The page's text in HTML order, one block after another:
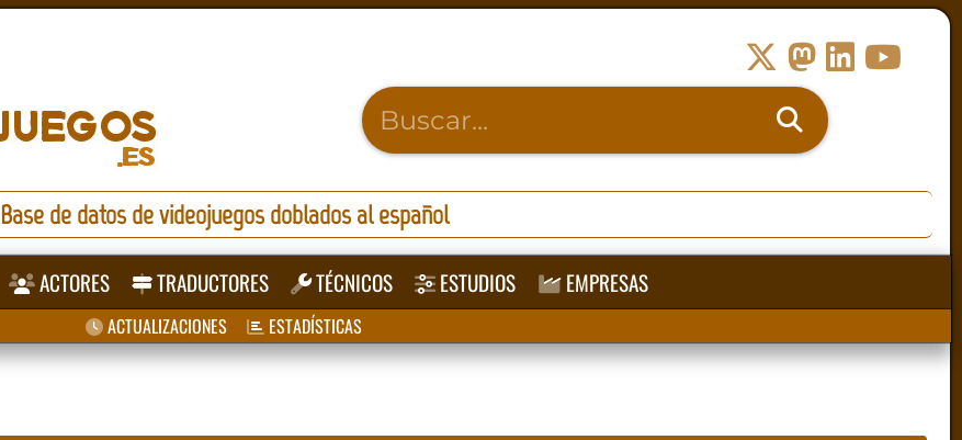
Base de datos de videojuegos doblados al español
ACTORES TRADUCTORES TÉCNICOS ESTUDIOS EMPRESAS
ACTUALIZACIONES ESTADÍSTICAS